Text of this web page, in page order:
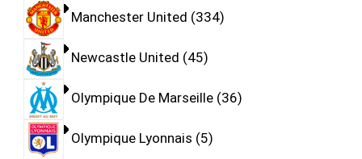
Manchester United 334
Newcastle United 45
Olympique De Marseille 36
Olympique Lyonnais 5